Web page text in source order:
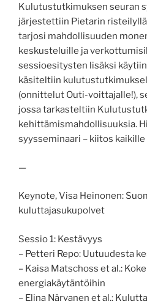
Kulutustutkimuksen seuran
järjestettiin Pietarin
tarjosi mahdollisuuden
keskusteluille ja
sessioesitysten lisäksi
käsiteltiin
(onnittelut Outi-voittajalle!),
jossa tarkasteltiin
kehittämismahdollisuuksia.
syysseminaari – kiitos
—
Keynote, Visa Heinonen:
kuluttajasukupolvet
Sessio 1: Kestävyys
– Petteri Repo: Uutuudesta
– Kaisa Matschoss et al.:
energiakäytäntöihin
– Elina Närvanen et al.: